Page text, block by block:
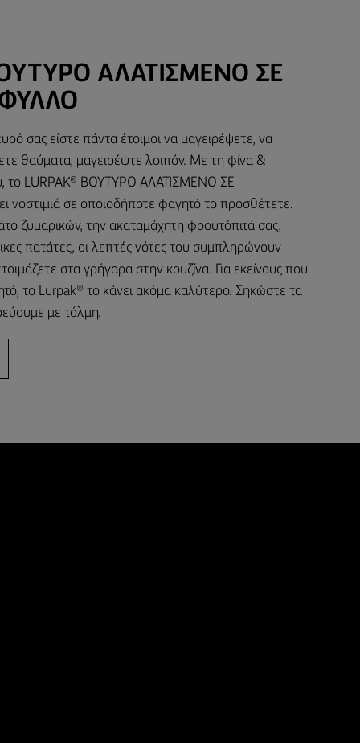
ΑΛΑΤΙΣΜΈΝΟ ΣΕ
σας είστε πάντα έτοιμοι να μαγειρέψετε, να
θαύματα, μαγειρέψτε λοιπόν. Με τη φίνα &
το LURPAK® ΒΟΥΤΥΡΟ ΑΛΑΤΙΣΜΕΝΟ ΣΕ
σε οποιοδήποτε φαγητό το προσθέτετε.
ζυμαρικών, την ακαταμάχητη φρουτόπιτά σας,
πατάτες, οι λεπτές νότες του συμπληρώνουν
στα γρήγορα στην κουζίνα. Για εκείνους που
το Lurpak® το κάνει ακόμα καλύτερο. Σηκώστε τα
με τόλμη.